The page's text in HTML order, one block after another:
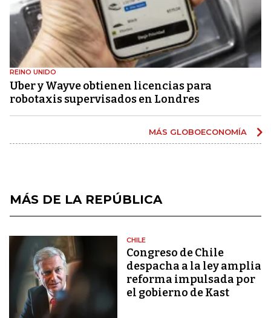
REINO UNIDO
Uber y Wayve obtienen licencias para
robotaxis supervisados ​​en Londres
MÁS GLOBOECONOMÍA
MÁS DE LA REPÚBLICA
CHILE
Congreso de Chile
despacha a la ley amplia
reforma impulsada por
el gobierno de Kast